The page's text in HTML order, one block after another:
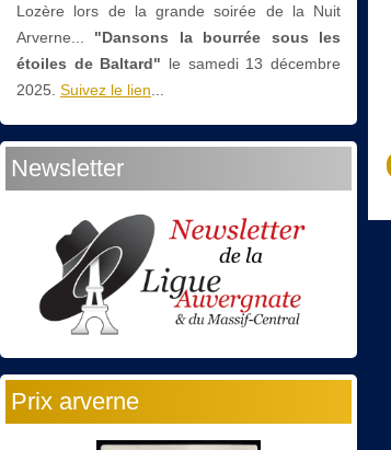
Lozère lors de la grande soirée de la Nuit
Arverne...
"Dansons la bourrée sous les
étoiles de Baltard" le samedi 13 décembre
2025. Suivez le lien
Newsletter
Prix arverne